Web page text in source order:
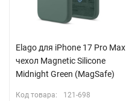
Elago для iPhone 17 Pro Max
чехол Magnetic Silicone
Midnight Green (MagSafe)
Код товара: 121-698